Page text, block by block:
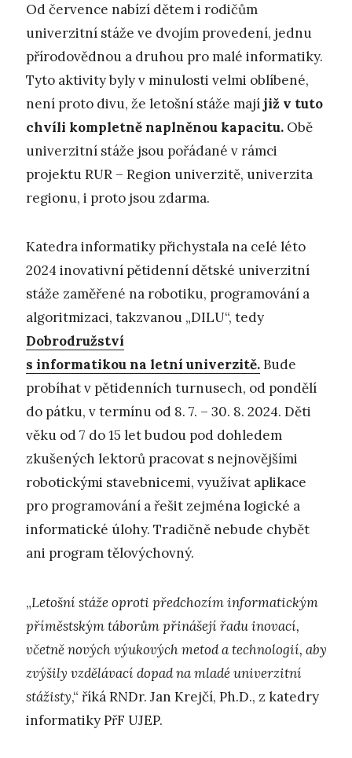
Od července nabízí dětem i rodičům
univerzitní stáže ve dvojím provedení, jednu
přírodovědnou a druhou pro malé informatiky.
Tyto aktivity byly v minulosti velmi oblíbené,
není proto divu, že letošní stáže majíjiž v tuto
chvíli kompletně naplněnou kapacitu. Obě
univerzitní stáže jsou pořádané v rámci
projektu RUR – Region univerzitě, univerzita
regionu, i proto jsou zdarma.
Katedra informatiky přichystala na celé léto
2024 inovativní pětidenní dětské univerzitní
stáže zaměřené na robotiku, programování a
algoritmizaci, takzvanou „DILU“, tedy
Dobrodružství
s informatikou na letní univerzitě.Bude
probíhat v pětidenních turnusech, od pondělí
do pátku, v termínu od 8. 7. – 30. 8. 2024. Děti
věku od 7 do 15 let budou pod dohledem
zkušených lektorů pracovat s nejnovějšími
robotickými stavebnicemi, využívat aplikace
pro programování a řešit zejména logické a
informatické úlohy. Tradičně nebude chybět
ani program tělovýchovný.
„Letošní stáže oproti předchozím informatickým
příměstským táborům přinášejí řadu inovací,
včetně nových výukových metod a technologií, aby
zvýšily vzdělávací dopad na mladé univerzitní
stážisty,“ říká RNDr. Jan Krejčí, Ph.D., z katedry
informatiky PřF UJEP.